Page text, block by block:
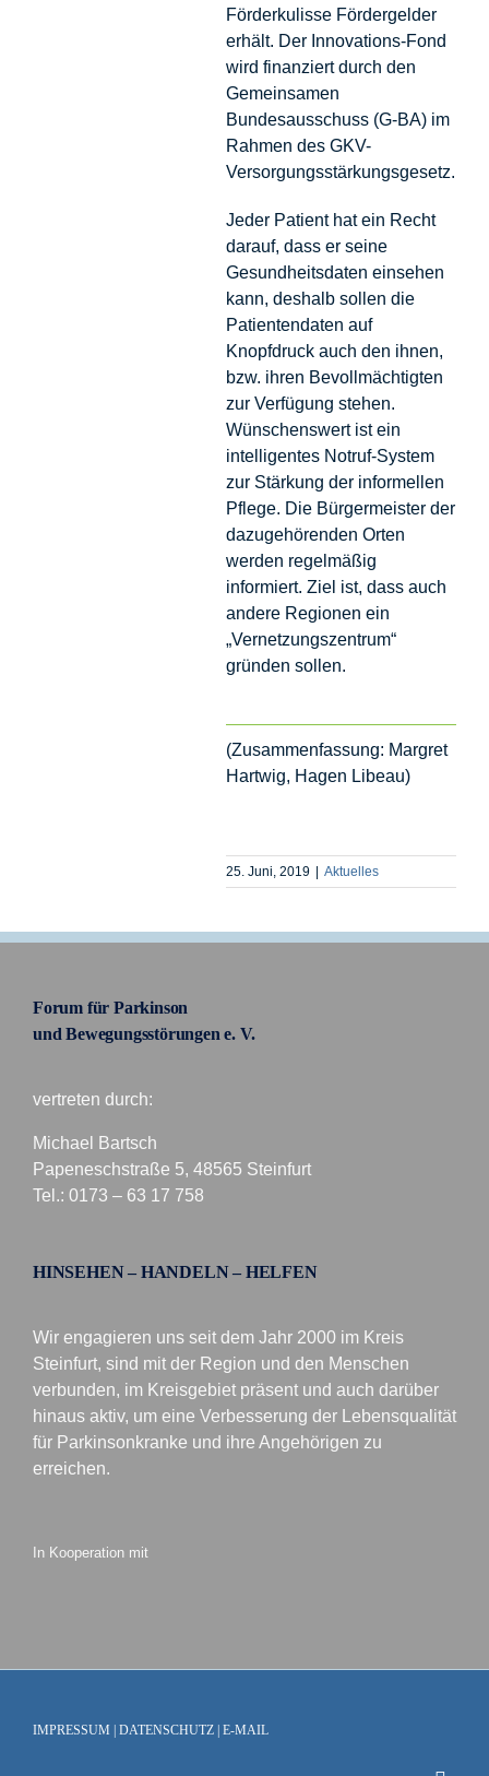
Förderkulisse Fördergelder
erhält. Der Innovations-Fond
wird finanziert durch den
Gemeinsamen
Bundesausschuss (G-BA) im
Rahmen des GKV-
Versorgungsstärkungsgesetz.
Jeder Patient hat ein Recht
darauf, dass er seine
Gesundheitsdaten einsehen
kann, deshalb sollen die
Patientendaten auf
Knopfdruck auch den ihnen,
bzw. ihren Bevollmächtigten
zur Verfügung stehen.
Wünschenswert ist ein
intelligentes Notruf-System
zur Stärkung der informellen
Pflege. Die Bürgermeister der
dazugehörenden Orten
werden regelmäßig
informiert. Ziel ist, dass auch
andere Regionen ein
„Vernetzungszentrum“
gründen sollen.
(Zusammenfassung: Margret
Hartwig, Hagen Libeau)
25. Juni, 2019 Aktuelles
Forum für Parkinson
und Bewegungsstörungen e. V.
vertreten durch:
Michael Bartsch
Papeneschstraße 5, 48565 Steinfurt
Tel.: 0173 – 63 17 758
HINSEHEN – HANDELN – HELFEN
Wir engagieren uns seit dem Jahr 2000 im Kreis
Steinfurt, sind mit der Region und den Menschen
verbunden, im Kreisgebiet präsent und auch darüber
hinaus aktiv, um eine Verbesserung der Lebensqualität
für Parkinsonkranke und ihre Angehörigen zu
erreichen.
In Kooperation mit
IMPRESSUM | DATENSCHUTZ| E-MAIL